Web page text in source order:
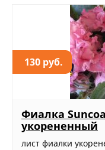
130 руб.
Фиалка
укорененный
лист фиалки